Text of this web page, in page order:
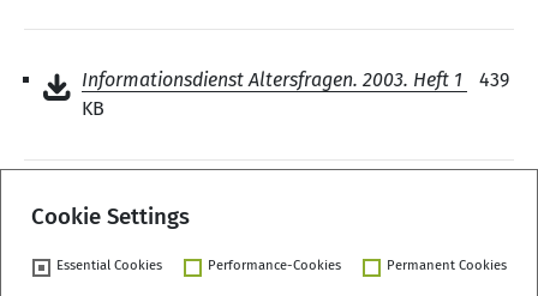
Informationsdienst Altersfragen. 2003. Heft 1
439
KB
Cookie Settings
Essential Cookies Performance-Cookies Permanent Cookies